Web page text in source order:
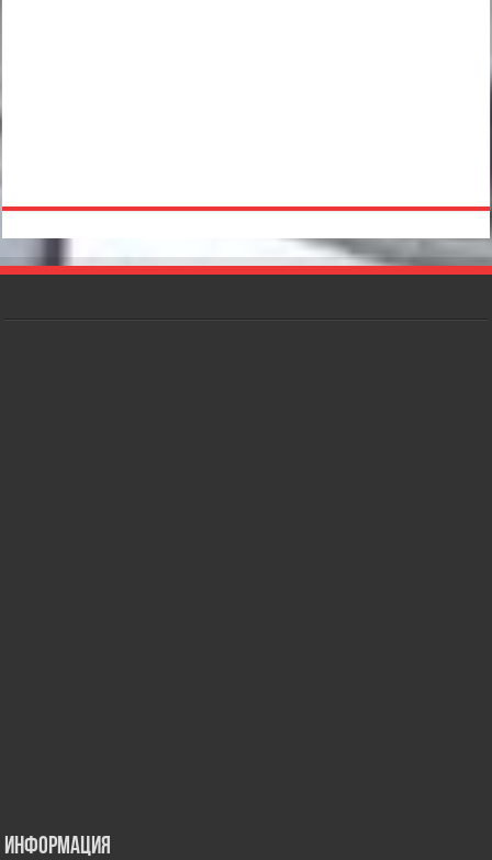
Информация